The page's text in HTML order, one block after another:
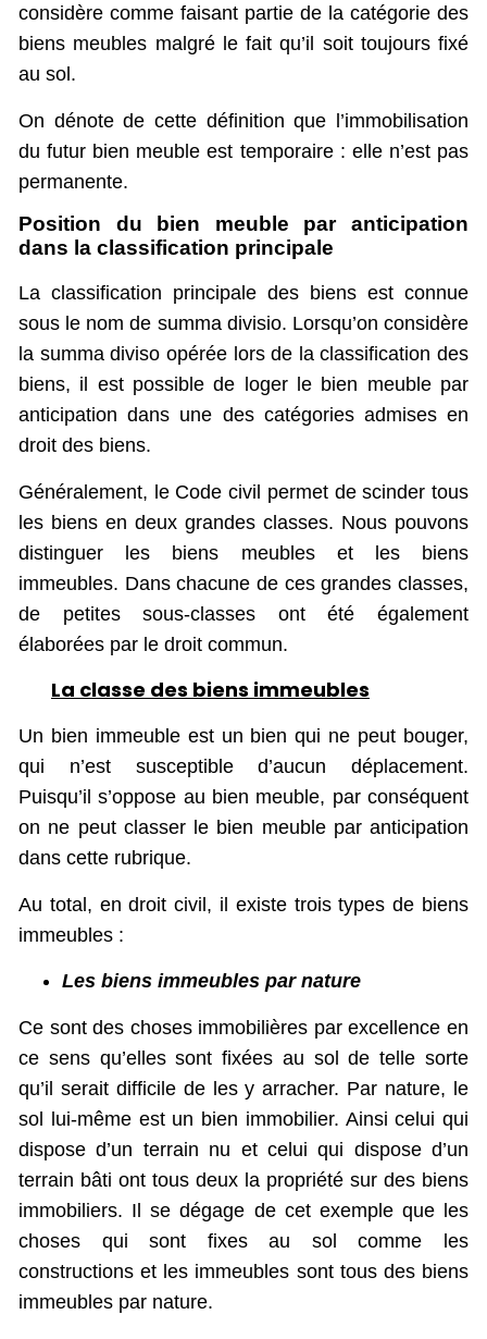
considère comme faisant partie de la catégorie des
biens meubles malgré le fait qu’il soit toujours fixé
au sol.
On dénote de cette définition que l’immobilisation
du futur bien meuble est temporaire : elle n’est pas
permanente.
Position du bien meuble par anticipation
dans la classification principale
La classification principale des biens est connue
sous le nom de summa divisio. Lorsqu’on considère
la summa diviso opérée lors de la classification des
biens, il est possible de loger le bien meuble par
anticipation dans une des catégories admises en
droit des biens.
Généralement, le Code civil permet de scinder tous
les biens en deux grandes classes. Nous pouvons
distinguer les biens meubles et les biens
immeubles. Dans chacune de ces grandes classes,
de petites sous-classes ont été également
élaborées par le droit commun.
La classe des biens immeubles
Un bien immeuble est un bien qui ne peut bouger,
qui n’est susceptible d’aucun déplacement.
Puisqu’il s’oppose au bien meuble, par conséquent
on ne peut classer le bien meuble par anticipation
dans cette rubrique.
Au total, en droit civil, il existe trois types de biens
immeubles :
Les biens immeubles par nature
Ce sont des choses immobilières par excellence en
ce sens qu’elles sont fixées au sol de telle sorte
qu’il serait difficile de les y arracher. Par nature, le
sol lui-même est un bien immobilier. Ainsi celui qui
dispose d’un terrain nu et celui qui dispose d’un
terrain bâti ont tous deux la propriété sur des biens
immobiliers. Il se dégage de cet exemple que les
choses qui sont fixes au sol comme les
constructions et les immeubles sont tous des biens
immeubles par nature.